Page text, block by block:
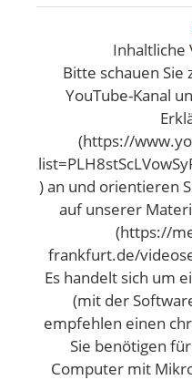
Inhaltliche
Bitte schauen Sie
YouTube-Kanal
(https://
) an und orientieren
auf unserer
(https://
frankfurt.de/
Es handelt sich um
(mit der
empfehlen einen
Sie benötigen
Computer mit